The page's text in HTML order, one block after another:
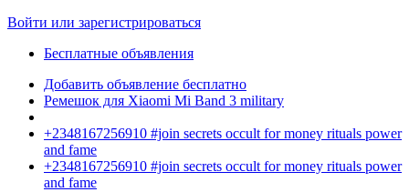
Войти или зарегистрироваться
Бесплатные объявления
Добавить объявление бесплатно
Ремешок для Xiaomi Mi Band 3 military
+2348167256910 #join secrets occult for money rituals power
and fame
+2348167256910 #join secrets occult for money rituals power
and fame